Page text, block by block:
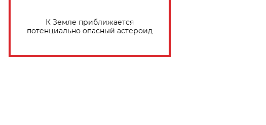
К Земле приближается
потенциально опасный астероид